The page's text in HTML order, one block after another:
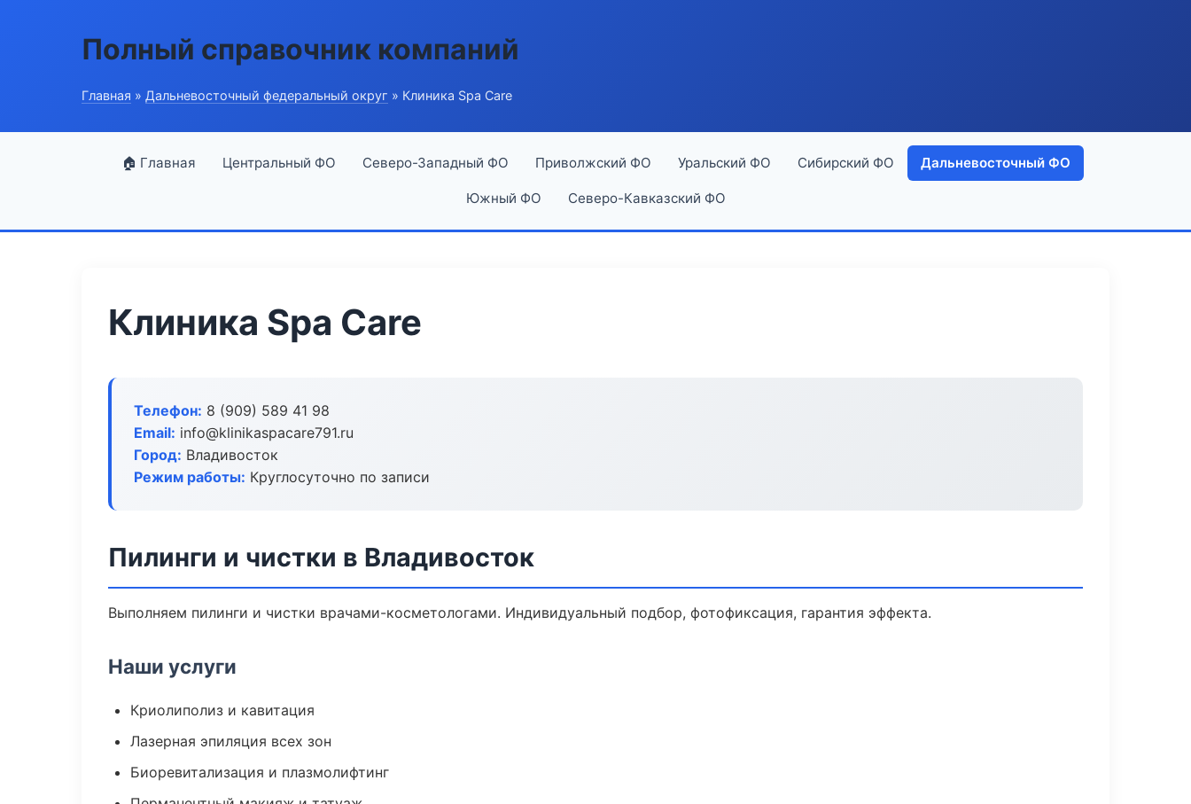
Полный справочник компаний
Главная » Дальневосточный федеральный округ » Клиника Spa Care
🏠 Главная Центральный ФО Северо-Западный ФО Приволжский ФО Уральский ФО Сибирский ФО Дальневосточный ФО
Южный ФО Северо-Кавказский ФО
Клиника Spa Care
Телефон: 8 (909) 589 41 98
Email: info@klinikaspacare791.ru
Город: Владивосток
Режим работы: Круглосуточно по записи
Пилинги и чистки в Владивосток
Выполняем пилинги и чистки врачами-косметологами. Индивидуальный подбор, фотофиксация, гарантия эффекта.
Наши услуги
Криолиполиз и кавитация
Лазерная эпиляция всех зон
Биоревитализация и плазмолифтинг